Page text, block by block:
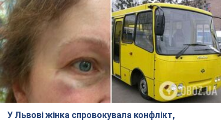
У Львові жінка спровокувала конфлікт,